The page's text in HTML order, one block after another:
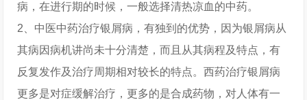
病，在进行期的时候，一般选择清热凉血的中药。
2、中医中药治疗银屑病，有独到的优势，因为银屑病从
其病因病机讲尚未十分清楚，而且从其病程及特点，有
反复发作及治疗周期相对较长的特点。西药治疗银屑病
更多是对症缓解治疗，更多的是合成药物，对人体有一